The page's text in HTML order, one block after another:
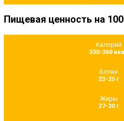
Пищевая ценность на
Калорий
330-360
Белки
23-25 г
Жиры
27-30 г